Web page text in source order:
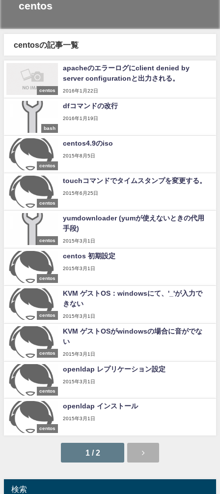
centos
centosの記事一覧
centos
apacheのエラーログにclient denied by
server configurationと出力される。
2016年1月22日
bash
dfコマンドの改行
2016年1月19日
centos
centos4.9のiso
2015年8月5日
centos
touchコマンドでタイムスタンプを変更する。
2015年6月25日
centos
yumdownloader (yumが使えないときの代用
手段)
2015年3月1日
centos
centos 初期設定
2015年3月1日
centos
KVM ゲストOS：windowsにて、'_'が入力で
きない
2015年3月1日
centos
KVM ゲストOSがwindowsの場合に音がでな
い
2015年3月1日
centos
openldap レプリケーション設定
2015年3月1日
centos
openldap インストール
2015年3月1日
1 / 2
検索